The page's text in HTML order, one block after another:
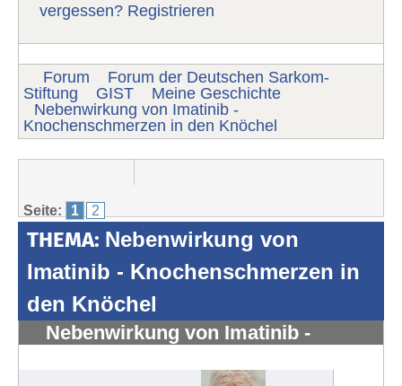
vergessen? Registrieren
Forum
Forum der Deutschen Sarkom-
Stiftung
GIST
Meine Geschichte
Nebenwirkung von Imatinib -
Knochenschmerzen in den Knöchel
Seite: 1 2
THEMA: Nebenwirkung von
Imatinib - Knochenschmerzen in
den Knöchel
Nebenwirkung von Imatinib -